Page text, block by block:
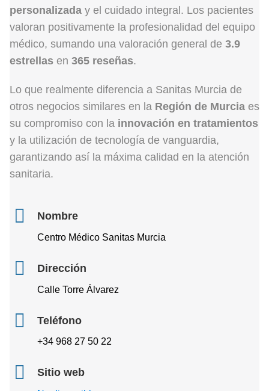
personalizada y el cuidado integral. Los pacientes
valoran positivamente la profesionalidad del equipo
médico, sumando una valoración general de 3.9
estrellas en 365 reseñas.
Lo que realmente diferencia a Sanitas Murcia de
otros negocios similares en la Región de Murcia es
su compromiso con la innovación en tratamientos
y la utilización de tecnología de vanguardia,
garantizando así la máxima calidad en la atención
sanitaria.
Nombre
Centro Médico Sanitas Murcia
Dirección
Calle Torre Álvarez
Teléfono
+34 968 27 50 22
Sitio web